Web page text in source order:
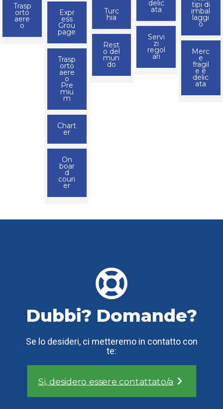
Trasp
orto
aere
o
Expr
ess
Grou
page
Trasp
orto
aere
o
Pre
miu
m
Chart
er
On
boar
d
couri
er
Turc
hia
Rest
o del
mun
do
delic
ata
Servi
zi
regol
ari
tipi di
imbal
laggi
o
Merc
e
fragil
e e
delic
ata
Dubbi? Domande?
Se lo desideri, ci metteremo in contatto con
te:
Si, desidero essere contattato/a